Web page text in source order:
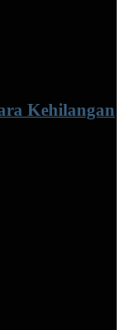
Kehilangan